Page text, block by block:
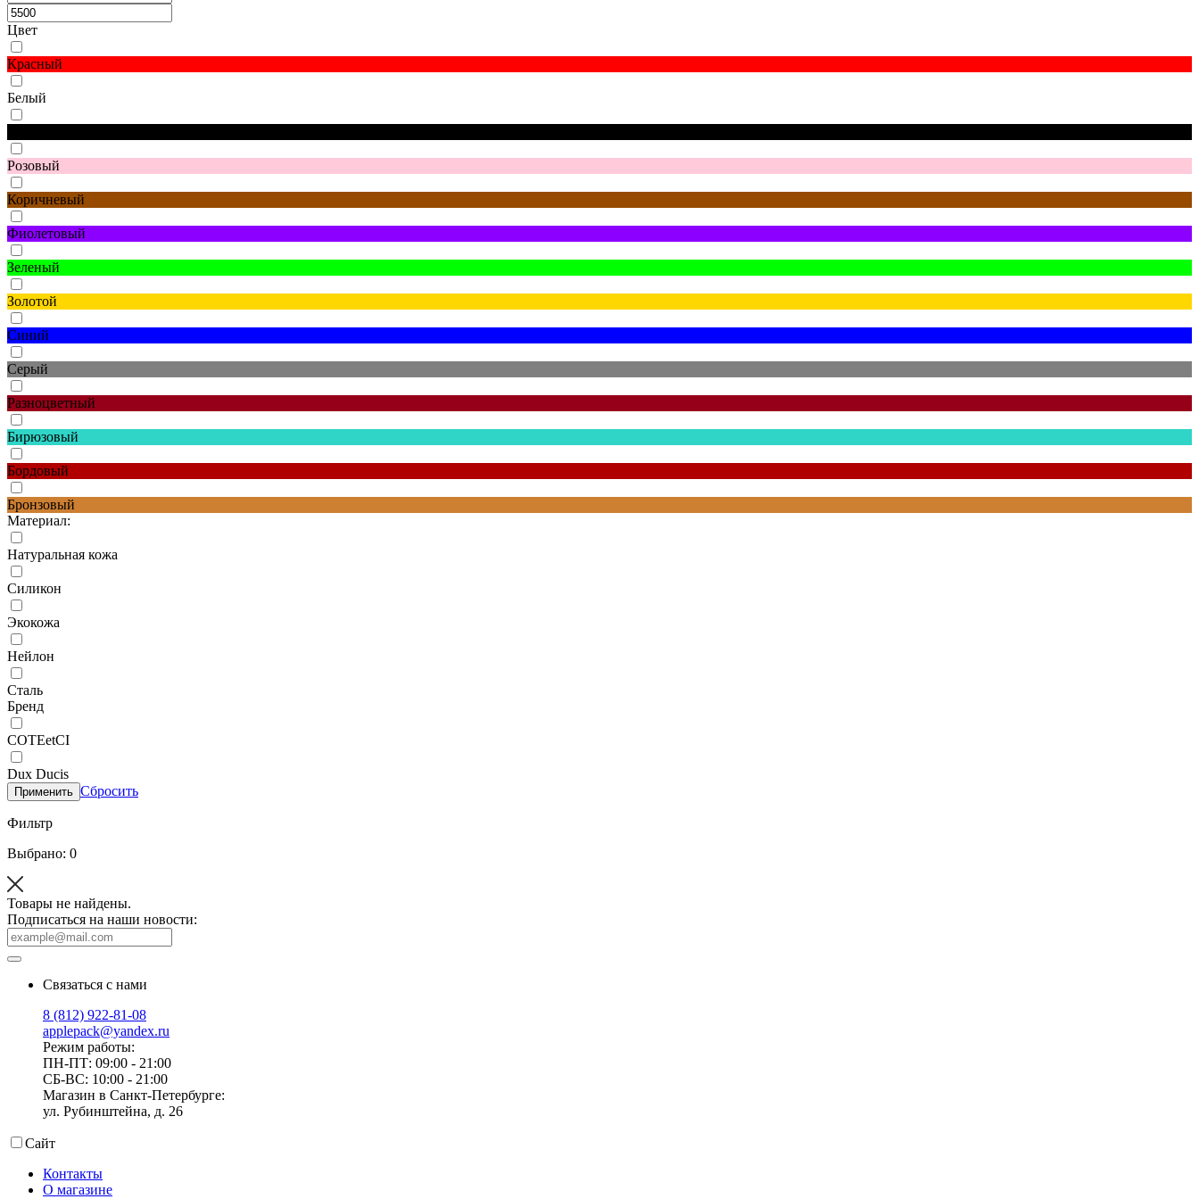
Цвет
Красный
Белый
Розовый
Коричневый
Фиолетовый
Зеленый
Золотой
Синий
Серый
Разноцветный
Бирюзовый
Бордовый
Бронзовый
Материал:
Натуральная кожа
Силикон
Экокожа
Нейлон
Сталь
Бренд
COTEetCI
Dux Ducis
Применить Сбросить
Фильтр
Выбрано: 0
Товары не найдены.
Подписаться на наши новости:
Связаться с нами
8 (812) 922-81-08
applepack@yandex.ru
Режим работы:
ПН-ПТ: 09:00 - 21:00
СБ-ВС: 10:00 - 21:00
Магазин в Санкт-Петербурге:
ул. Рубинштейна, д. 26
Сайт
Контакты
О магазине